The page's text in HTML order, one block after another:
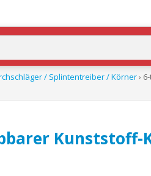
/ Splintentreiber / Körner›
Kunststoff-